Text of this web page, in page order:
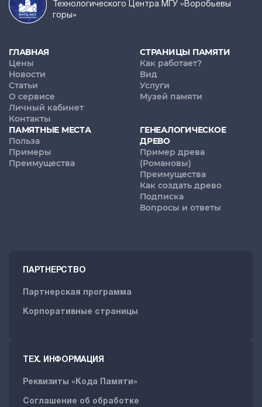
Технологического Центра МГУ «Воробьевы
горы»
ГЛАВНАЯ
Цены
Новости
Статьи
О сервисе
Личный кабинет
Контакты
СТРАНИЦЫ ПАМЯТИ
Как работает?
Вид
Услуги
Музей памяти
ПАМЯТНЫЕ МЕСТА
Польза
Примеры
Преимущества
ГЕНЕАЛОГИЧЕСКОЕ
ДРЕВО
Пример древа
(Романовы)
Преимущества
Как создать древо
Подписка
Вопросы и ответы
ПАРТНЕРСТВО
Партнерская программа
Корпоративные страницы
ТЕХ. ИНФОРМАЦИЯ
Реквизиты «Кода Памяти»
Соглашение об обработке